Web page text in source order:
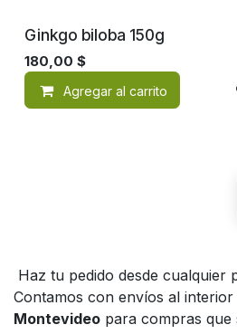
Ginkgo biloba 150g
180,00 $
Agregar al carrito
Haz tu pedido desde cualquier
Contamos con envíos al interior
Montevideo para compras que